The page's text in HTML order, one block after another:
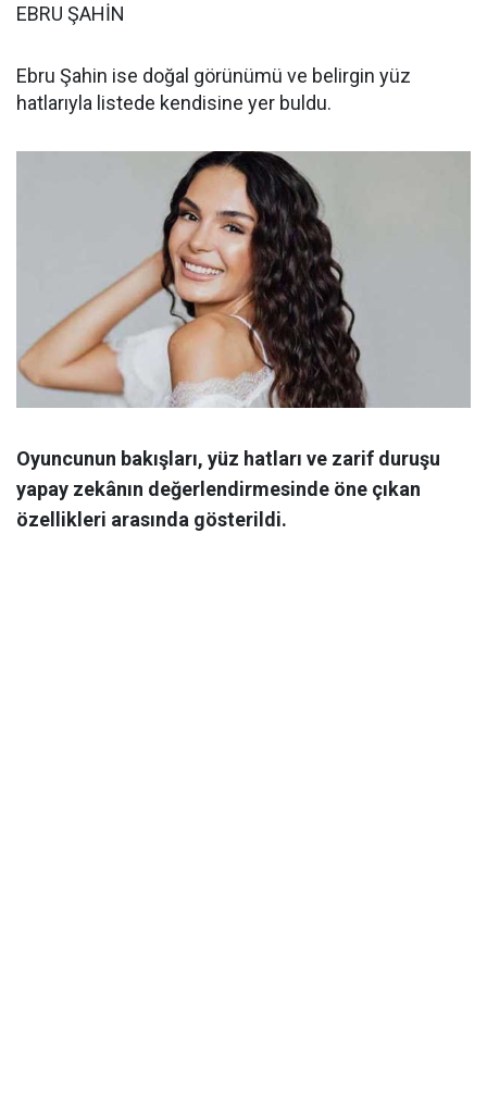
EBRU ŞAHİN
Ebru Şahin ise doğal görünümü ve belirgin yüz
hatlarıyla listede kendisine yer buldu.
Oyuncunun bakışları, yüz hatları ve zarif duruşu
yapay zekânın değerlendirmesinde öne çıkan
özellikleri arasında gösterildi.